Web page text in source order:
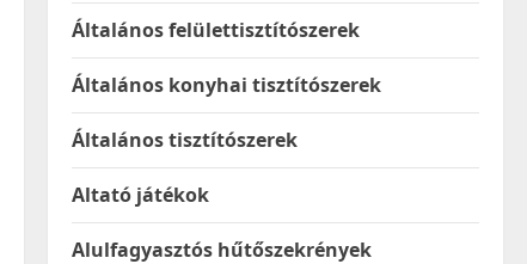
Általános felülettisztítószerek
Általános konyhai tisztítószerek
Általános tisztítószerek
Altató játékok
Alulfagyasztós hűtőszekrények